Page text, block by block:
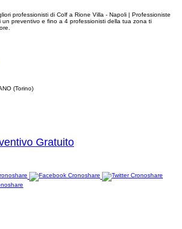
professionisti di Colf a Rione Villa - Napoli | Professioniste
un preventivo e fino a 4 professionisti della tua zona ti
Gratuito